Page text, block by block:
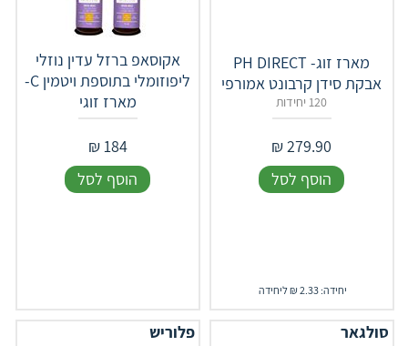
מארז זוג- ‎PH‎ ‎DIRECT‎
אבקת סידן קרבונט אמורפי
120 יחידות
279.90
₪
הוסף לסל
יחידה: 2.33 ₪ ליחידה
אקוסאפ ברזל עדין נוזלי
ליפוזומלי בתוספת ויטמין C-
מארז זוגי
184
₪
הוסף לסל
סולגאר פלוריש